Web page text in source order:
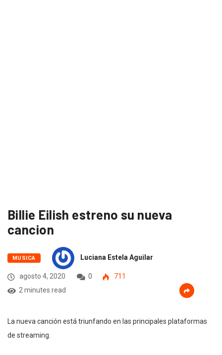
Billie Eilish estreno su nueva
cancion
MUSICA Luciana Estela Aguilar
agosto 4, 2020 0
711
2 minutes read
La nueva canción está triunfando en las principales plataformas
de streaming.